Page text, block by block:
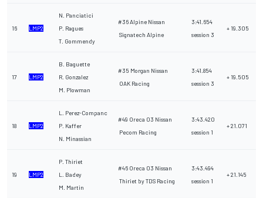
16 LMP2
N. Panciatici
P. Ragues
T. Gommendy
#36 Alpine Nissan
Signatech Alpine
3:41.654
session 3
+ 19.305
17 LMP2
B. Baguette
R. Gonzalez
M. Plowman
#35 Morgan Nissan
OAK Racing
3:41.854
session 3
+ 19.505
18 LMP2
L. Perez-Companc
P. Kaffer
N. Minassian
#49 Oreca 03 Nissan
Pecom Racing
3:43.420
session 1
+ 21.071
19 LMP2
P. Thiriet
L. Badey
M. Martin
#46 Oreca 03 Nissan
Thiriet by TDS Racing
3:43.494
session 1
+ 21.145